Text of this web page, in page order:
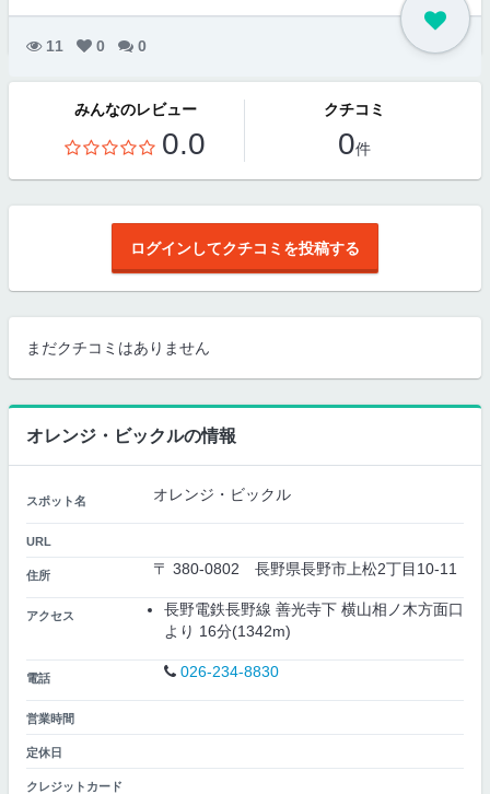
11 0 0
みんなのレビュー
0.0
クチコミ
0件
ログインしてクチコミを投稿する
まだクチコミはありません
オレンジ・ビックルの情報
スポット名 オレンジ・ビックル
URL
住所 〒 380-0802 長野県長野市上松2丁目10-11
アクセス
長野電鉄長野線 善光寺下 横山相ノ木方面口
より 16分(1342m)
電話 026-234-8830
営業時間
定休日
クレジットカード